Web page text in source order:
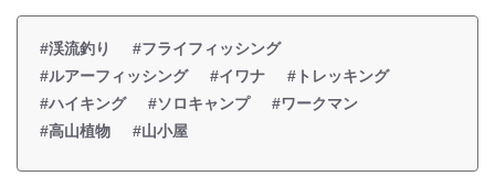
#渓流釣り
#フライフィッシング
#ルアーフィッシング
#イワナ
#トレッキング
#ハイキング
#ソロキャンプ
#ワークマン
#高山植物
#山小屋